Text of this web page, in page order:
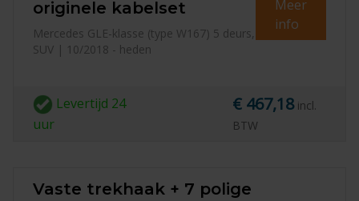
originele kabelset
Mercedes GLE-klasse (type W167) 5 deurs,
SUV | 10/2018 - heden
Meer
info
Levertijd 24
uur
€ 467,18 incl.
BTW
Vaste trekhaak + 7 polige